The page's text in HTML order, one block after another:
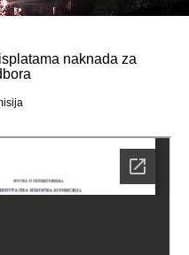
naknada za